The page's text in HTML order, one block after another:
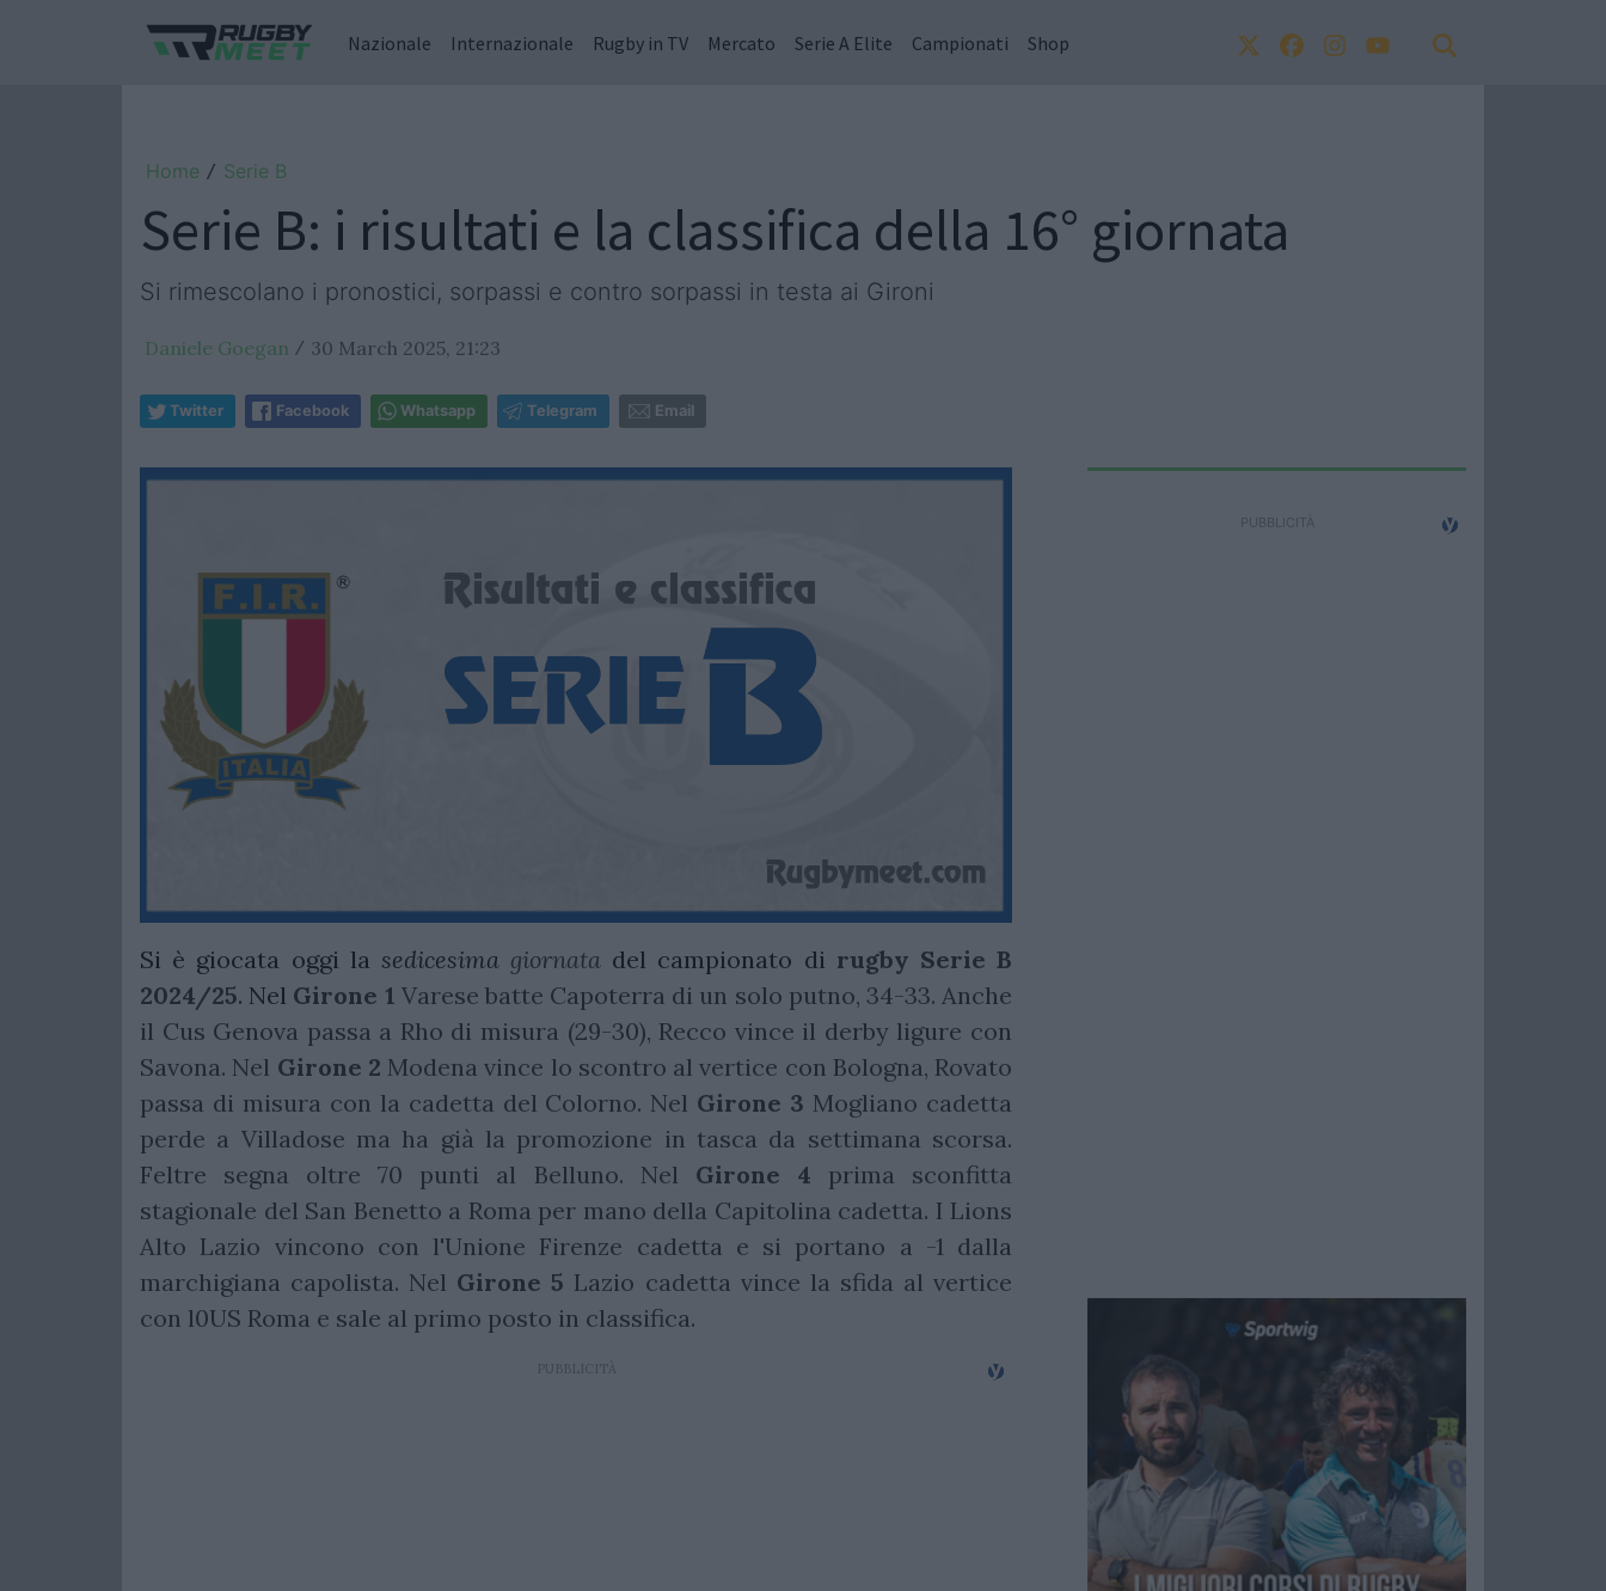
Nazionale Internazionale Rugby in TV Mercato Serie A Elite Campionati Shop
Home / Serie B
Serie B: i risultati e la classifica della 16° giornata
Si rimescolano i pronostici, sorpassi e contro sorpassi in testa ai Gironi
Daniele Goegan / 30 March 2025, 21:23
Twitter Facebook Whatsapp Telegram Email
Si è giocata oggi la sedicesimagiornata del campionato di rugby Serie B
2024/25. Nel Girone 1 Varese batte Capoterra di un solo putno, 34-33. Anche
il Cus Genova passa a Rho di misura (29-30), Recco vince il derby ligure con
Savona. Nel Girone 2 Modena vince lo scontro al vertice con Bologna, Rovato
passa di misura con la cadetta del Colorno. Nel Girone 3 Mogliano cadetta
perde a Villadose ma ha già la promozione in tasca da settimana scorsa.
Feltre segna oltre 70 punti al Belluno. Nel Girone 4 prima sconfitta
stagionale del San Benetto a Roma per mano della Capitolina cadetta. I Lions
Alto Lazio vincono con l'Unione Firenze cadetta e si portano a -1 dalla
marchigiana capolista. Nel Girone 5 Lazio cadetta vince la sfida al vertice
con l0US Roma e sale al primo posto in classifica.